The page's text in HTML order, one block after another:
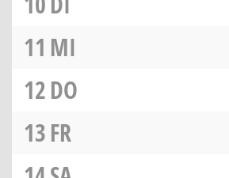
11 MI
12DO
13FR